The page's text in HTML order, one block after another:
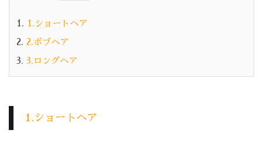
1. 1.ショートヘア
2. 2.ボブヘア
3. 3.ロングヘア
1.ショートヘア